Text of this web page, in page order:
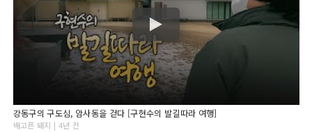
강동구의 구도심, 암사동을 걷다 [구현수의 발길따라 여행]
배고픈 돼지 | 4년 전